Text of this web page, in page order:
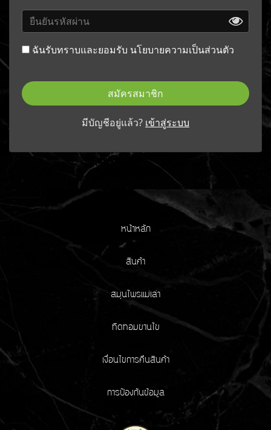
ฉันรับทราบและยอมรับ นโยบายความเป็นส่วนตัว
สมัครสมาชิก
มีบัญชีอยู่แล้ว? เข้าสู่ระบบ
หน้าหลัก
สินค้า
สมุนไพรแม่เล่า
ทิดทอมขานไข
เงื่อนไขการคืนสินค้า
การป้องกันข้อมูล